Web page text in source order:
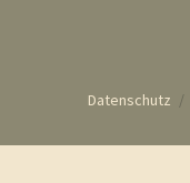
Datenschutz